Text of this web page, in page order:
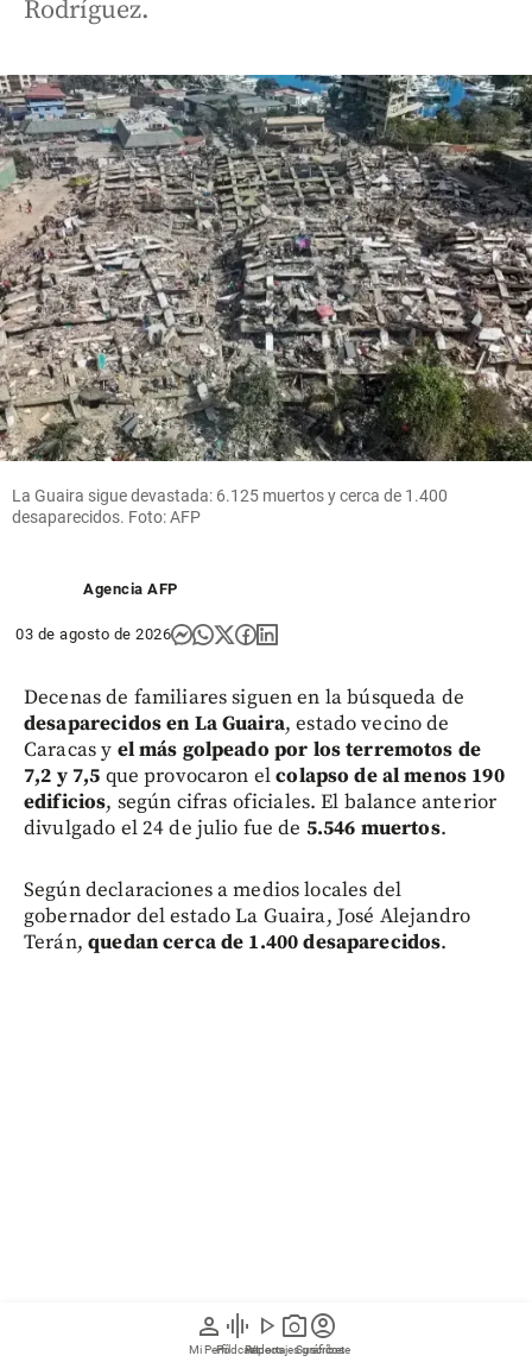
person
Mi Perfil
graphic_eq
Pódcast
play_arrow
Videos
photo_camera
Reportajes gráficos
account_circle
Suscríbete
Rodríguez.
La Guaira sigue devastada: 6.125 muertos y cerca de 1.400
desaparecidos. Foto: AFP
Agencia AFP
03 de agosto de 2026
Decenas de familiares siguen en la búsqueda de
desaparecidos en La Guaira, estado vecino de
Caracas y el más golpeado por los terremotos de
7,2 y 7,5 que provocaron elcolapso de al menos 190
edificios, según cifras oficiales. El balance anterior
divulgado el 24 de julio fue de 5.546 muertos.
Según declaraciones a medios locales del
gobernador del estado La Guaira, José Alejandro
Terán,quedan cerca de 1.400 desaparecidos.
Video | Resistencia bajo ruinas: hallaron